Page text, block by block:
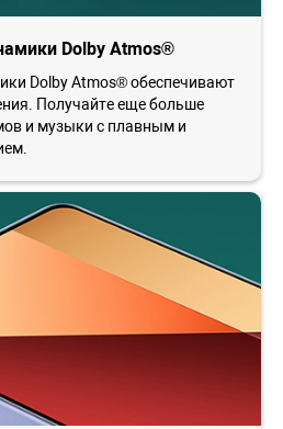
Dolby Atmos®
Dolby Atmos® обеспечивают
Получайте еще больше
и музыки с плавным и